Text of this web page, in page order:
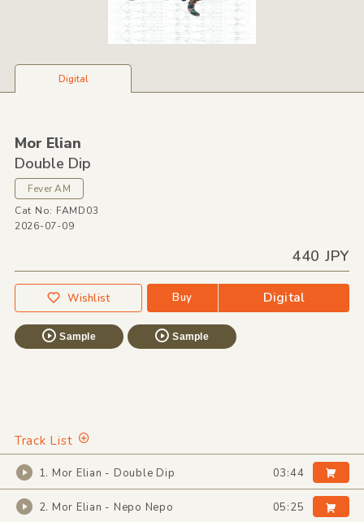
Digital
Mor Elian
Double Dip
Fever AM
Cat No: FAMD03
2026-07-09
440 JPY
Wishlist Buy Digital
Sample Sample
Track List
1. Mor Elian - Double Dip 03:44
2. Mor Elian - Nepo Nepo 05:25